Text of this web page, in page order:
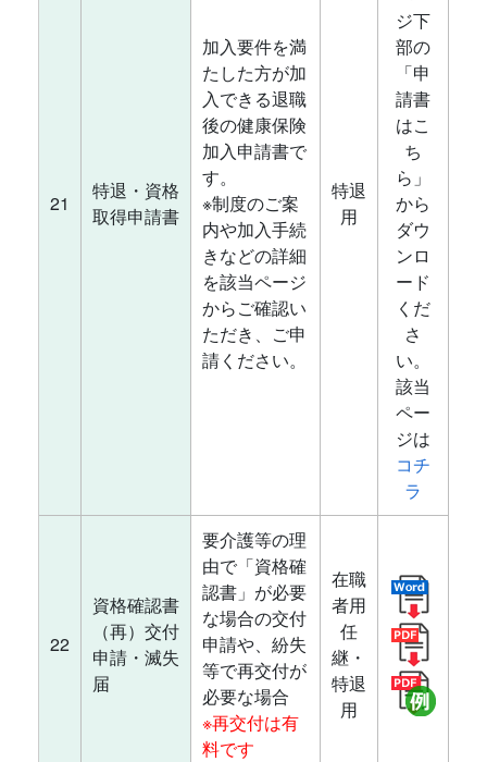
21
特退・資格
取得申請書
加入要件を満
たした方が加
入できる退職
後の健康保険
加入申請書で
す。
※制度のご案
内や加入手続
きなどの詳細
を該当ページ
からご確認い
ただき、ご申
請ください。
特退
用
ジ下
部の
「申
請書
はこ
ち
ら」
から
ダウ
ンロ
ード
くだ
さ
い。
該当
ペー
ジは
コチ
ラ
22
資格確認書
（再）交付
申請・滅失
届
要介護等の理
由で「資格確
認書」が必要
な場合の交付
申請や、紛失
等で再交付が
必要な場合
※再交付は有
料です
在職
者用
任
継・
特退
用